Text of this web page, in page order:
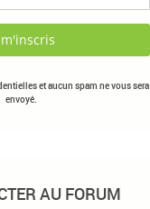
et aucun spam ne vous sera
envoyé.
AU FORUM